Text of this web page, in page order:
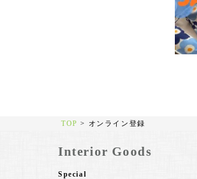
TOP > オンライン登録
Interior Goods
Special